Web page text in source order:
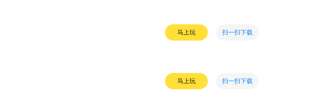
马上玩 扫一扫下载
马上玩 扫一扫下载